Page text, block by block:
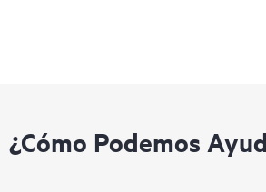
¿Cómo Podemos